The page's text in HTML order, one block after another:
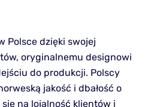
Polsce dzięki swojej
oryginalnemu designowi
do produkcji. Polscy
jakość i dbałość o
się na lojalność klientów i